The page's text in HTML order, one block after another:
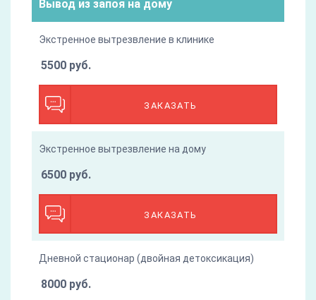
Вывод из запоя на дому
Экстренное вытрезвление в клинике
ЗАКАЗАТЬ
5500 руб.
Экстренное вытрезвление на дому
ЗАКАЗАТЬ
6500 руб.
Дневной стационар (двойная детоксикация)
8000 руб.